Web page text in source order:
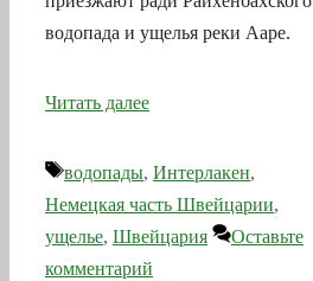
водопада и ущелья реки Ааре.
Читать далее
Метки
водопады, Интерлакен,
Немецкая часть Швейцарии,
ущелье, Швейцария
Оставьте
комментарий